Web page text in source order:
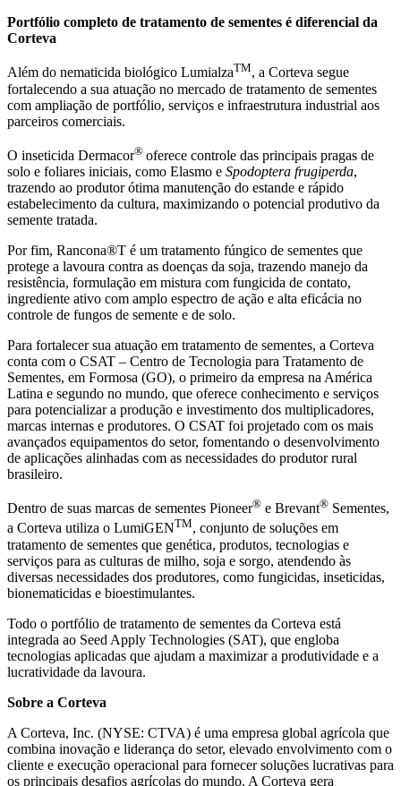
Portfólio completo de tratamento de sementes é diferencial da
Corteva
Além do nematicida biológico LumialzaTM, a Corteva segue
fortalecendo a sua atuação no mercado de tratamento de sementes
com ampliação de portfólio, serviços e infraestrutura industrial aos
parceiros comerciais.
O inseticida Dermacor® oferece controle das principais pragas de
solo e foliares iniciais, como Elasmo e Spodoptera frugiperda,
trazendo ao produtor ótima manutenção do estande e rápido
estabelecimento da cultura, maximizando o potencial produtivo da
semente tratada.
Por fim, Rancona®T é um tratamento fúngico de sementes que
protege a lavoura contra as doenças da soja, trazendo manejo da
resistência, formulação em mistura com fungicida de contato,
ingrediente ativo com amplo espectro de ação e alta eficácia no
controle de fungos de semente e de solo.
Para fortalecer sua atuação em tratamento de sementes, a Corteva
conta com o CSAT – Centro de Tecnologia para Tratamento de
Sementes, em Formosa (GO), o primeiro da empresa na América
Latina e segundo no mundo, que oferece conhecimento e serviços
para potencializar a produção e investimento dos multiplicadores,
marcas internas e produtores. O CSAT foi projetado com os mais
avançados equipamentos do setor, fomentando o desenvolvimento
de aplicações alinhadas com as necessidades do produtor rural
brasileiro.
Dentro de suas marcas de sementes Pioneer® e Brevant® Sementes,
a Corteva utiliza o LumiGENTM, conjunto de soluções em
tratamento de sementes que genética, produtos, tecnologias e
serviços para as culturas de milho, soja e sorgo, atendendo às
diversas necessidades dos produtores, como fungicidas, inseticidas,
bionematicidas e bioestimulantes.
Todo o portfólio de tratamento de sementes da Corteva está
integrada ao Seed Apply Technologies (SAT), que engloba
tecnologias aplicadas que ajudam a maximizar a produtividade e a
lucratividade da lavoura.
Sobre a Corteva
A Corteva, Inc. (NYSE: CTVA) é uma empresa global agrícola que
combina inovação e liderança do setor, elevado envolvimento com o
cliente e execução operacional para fornecer soluções lucrativas para
os principais desafios agrícolas do mundo. A Corteva gera